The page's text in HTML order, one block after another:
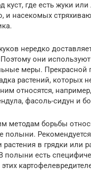
куст, где есть жуки
и насекомых
нередко
они используют
меры. Прекрасной
растений, которых
относятся,
фасоль-сидун и
методам борьбы
полыни.
растения в грядки или
полыни есть